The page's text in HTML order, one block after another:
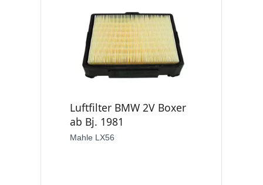
Luftfilter BMW 2V Boxer
ab Bj. 1981
Mahle LX56